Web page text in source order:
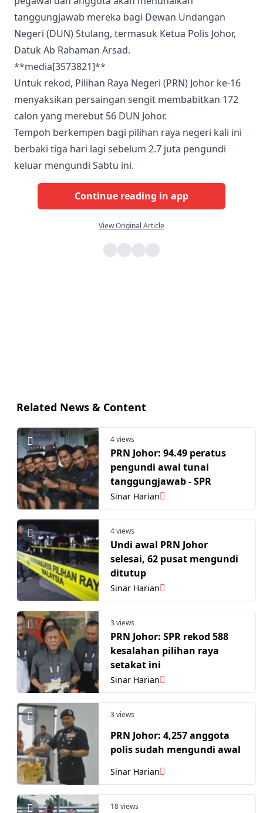
tanggungjawab mereka bagi Dewan Undangan
Negeri (DUN) Stulang, termasuk Ketua Polis Johor,
Datuk Ab Rahaman Arsad.
**media[3573821]**
Untuk rekod, Pilihan Raya Negeri (PRN) Johor ke-16
menyaksikan persaingan sengit membabitkan 172
calon yang merebut 56 DUN Johor.
Tempoh berkempen bagi pilihan raya negeri kali ini
berbaki tiga hari lagi sebelum 2.7 juta pengundi
keluar mengundi Sabtu ini.
Continue reading in app
View Original Article
Related News & Content
4 views
PRN Johor: 94.49 peratus
pengundi awal tunai
tanggungjawab - SPR
Sinar Harian
4 views
Undi awal PRN Johor
selesai, 62 pusat mengundi
ditutup
Sinar Harian
3 views
PRN Johor: SPR rekod 588
kesalahan pilihan raya
setakat ini
Sinar Harian
3 views
PRN Johor: 4,257 anggota
polis sudah mengundi awal
Sinar Harian
18 views